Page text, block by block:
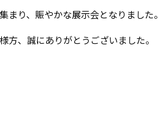
まり、賑やかな展示会となりました。
方、誠にありがとうございました。